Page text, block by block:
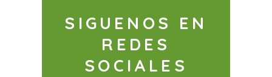
SIGUENOS EN
REDES
SOCIALES